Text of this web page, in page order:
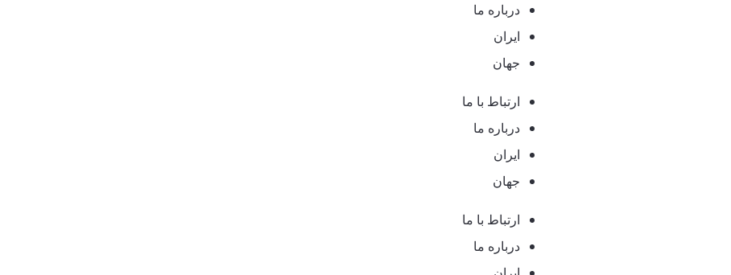
درباره ما
ایران
جهان
ارتباط با ما
درباره ما
ایران
جهان
ارتباط با ما
درباره ما